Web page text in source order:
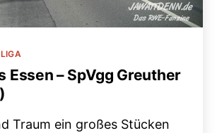
Essen – SpVgg Greuther
Traum ein großes Stücken